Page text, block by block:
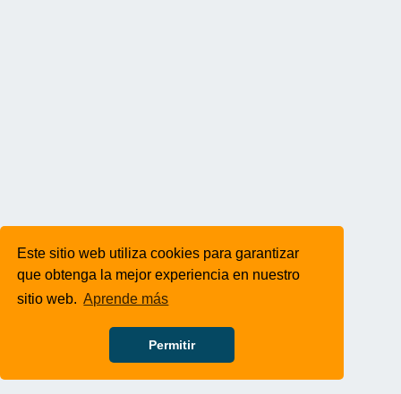
Este sitio web utiliza cookies para garantizar
que obtenga la mejor experiencia en nuestro
sitio web. Aprende más
Permitir